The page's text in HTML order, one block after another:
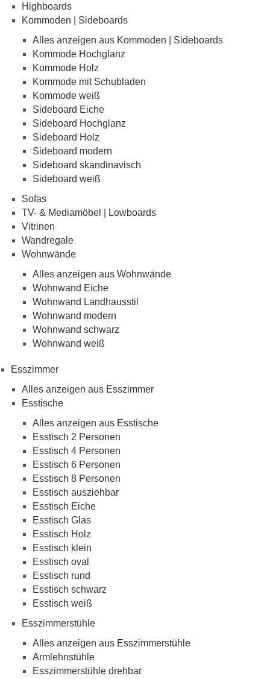
Highboards
Kommoden | Sideboards
Alles anzeigen aus Kommoden | Sideboards
Kommode Hochglanz
Kommode Holz
Kommode mit Schubladen
Kommode weiß
Sideboard Eiche
Sideboard Hochglanz
Sideboard Holz
Sideboard modern
Sideboard skandinavisch
Sideboard weiß
Sofas
TV- & Mediamöbel | Lowboards
Vitrinen
Wandregale
Wohnwände
Alles anzeigen aus Wohnwände
Wohnwand Eiche
Wohnwand Landhausstil
Wohnwand modern
Wohnwand schwarz
Wohnwand weiß
Esszimmer
Alles anzeigen aus Esszimmer
Esstische
Alles anzeigen aus Esstische
Esstisch 2 Personen
Esstisch 4 Personen
Esstisch 6 Personen
Esstisch 8 Personen
Esstisch ausziehbar
Esstisch Eiche
Esstisch Glas
Esstisch Holz
Esstisch klein
Esstisch oval
Esstisch rund
Esstisch schwarz
Esstisch weiß
Esszimmerstühle
Alles anzeigen aus Esszimmerstühle
Armlehnstühle
Esszimmerstühle drehbar